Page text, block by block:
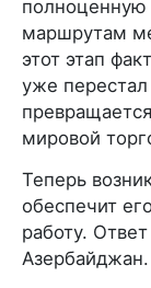
полноценную
маршрутам
этот этап
уже
мировой
Теперь
обеспечит
работу.
Азербайджан.